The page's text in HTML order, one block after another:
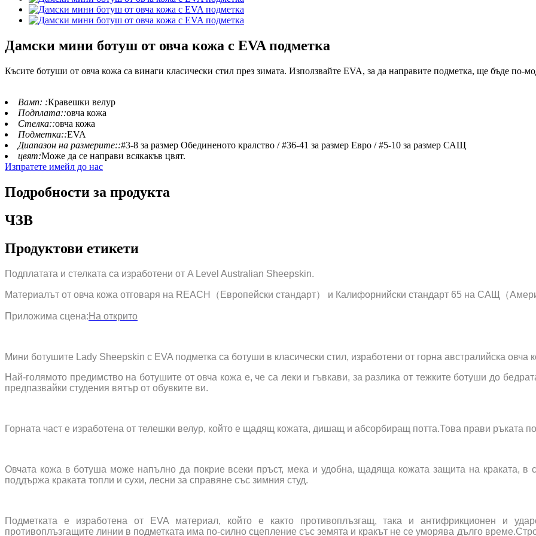
Дамски мини ботуш от овча кожа с EVA подметка
Късите ботуши от овча кожа са винаги класически стил през зимата. Използвайте EVA, за да направите подметка, ще бъде по-
Вамп: :Кравешки велур
Подплата::овча кожа
Стелка::овча кожа
Подметка::EVA
Диапазон на размерите::#3-8 за размер Обединеното кралство / #36-41 за размер Евро / #5-10 за размер САЩ
цвят:Може да се направи всякакъв цвят.
Изпратете имейл до нас
Подробности за продукта
ЧЗВ
Продуктови етикети
Подплатата и стелката са изработени от A Level Australian Sheepskin.
Материалът от овча кожа отговаря на REACH（Европейски стандарт） и Калифорнийски стандарт 65 на САЩ（
Приложима сцена: На открито
Мини ботушите Lady Sheepskin с EVA подметка са ботуши в класически стил, изработени от горна австралийска овча
Най-голямото предимство на ботушите от овча кожа е, че са леки и гъвкави, за разлика от тежките ботуши до
предпазвайки студения вятър от обувките ви.
Горната част е изработена от телешки велур, който е щадящ кожата, дишащ и абсорбиращ потта.Това прави ръката
Овчата кожа в ботуша може напълно да покрие всеки пръст, мека и удобна, щадяща кожата защита на краката, в
поддържа краката топли и сухи, лесни за справяне със зимния студ.
Подметката е изработена от EVA материал, който е както противоплъзгащ, така и антифрикционен и
противоплъзгащите линии в подметката има по-силно сцепление със земята и кракът не се уморява дълго